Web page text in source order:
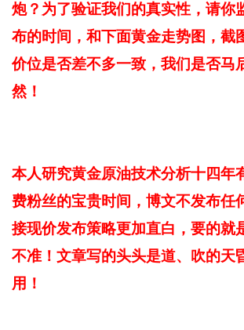
炮？为了验证我们的真实性，请你
布的时间，和下面黄金走势图，截
价位是否差不多一致，我们是否马
然！
本人研究黄金原油技术分析十四年
费粉丝的宝贵时间，博文不发布任
接现价发布策略更加直白，要的就
不准！文章写的头头是道、吹的天
用！